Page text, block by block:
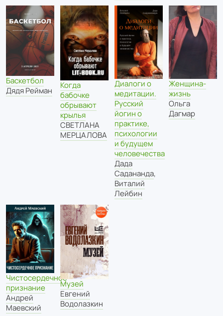
Баскетбол
Дядя Рейман
Когда
бабочке
обрывают
крылья
СВЕТЛАНА
МЕРЦАЛОВА
Диалоги о
медитации.
Русский
йогин о
практике,
психологии
и будущем
человечества
Дада
Садананда,
Виталий
Лейбин
Женщина-
жизнь
Ольга
Дагмар
Чистосердечное
признание
Андрей
Маевский
Музей
Евгений
Водолазкин